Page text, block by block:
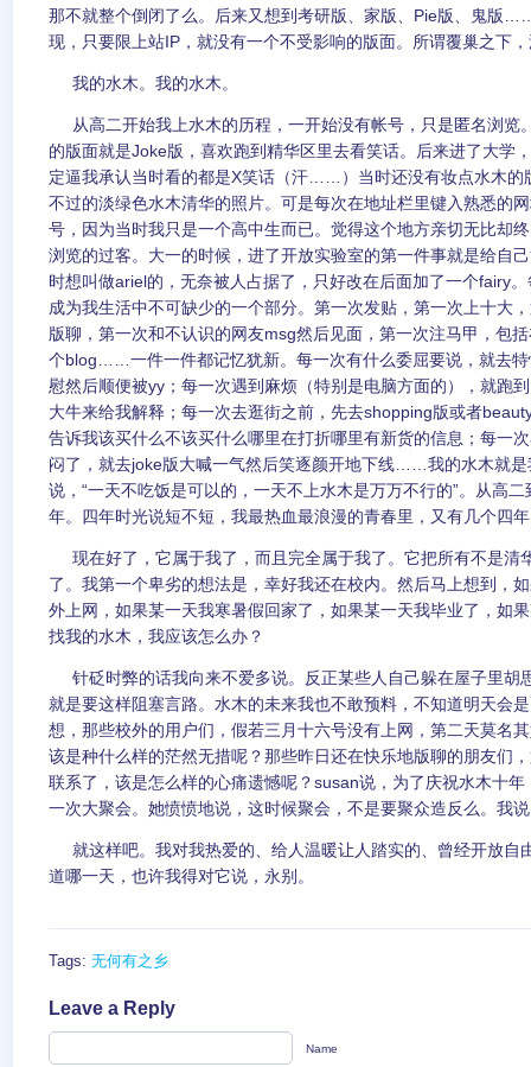
那不就整个倒闭了么。后来又想到考研版、家版、Pie版、鬼版
现，只要限上站IP，就没有一个不受影响的版面。所谓覆巢之下
我的水木。我的水木。
从高二开始我上水木的历程，一开始没有帐号，只是匿名浏览
的版面就是Joke版，喜欢跑到精华区里去看笑话。后来进了大学
定逼我承认当时看的都是X笑话（汗……）当时还没有妆点水木的
不过的淡绿色水木清华的照片。可是每次在地址栏里键入熟悉的
号，因为当时我只是一个高中生而已。觉得这个地方亲切无比却
浏览的过客。大一的时候，进了开放实验室的第一件事就是给自
时想叫做ariel的，无奈被人占据了，只好改在后面加了一个fairy
成为我生活中不可缺少的一个部分。第一次发贴，第一次上十大
版聊，第一次和不认识的网友msg然后见面，第一次注马甲，包
个blog……一件一件都记忆犹新。每一次有什么委屈要说，就去
慰然后顺便被yy；每一次遇到麻烦（特别是电脑方面的），就跑
大牛来给我解释；每一次去逛街之前，先去shopping版或者
告诉我该买什么不该买什么哪里在打折哪里有新货的信息；每一
闷了，就去joke版大喊一气然后笑逐颜开地下线……我的水木就
说，“一天不吃饭是可以的，一天不上水木是万万不行的”。从高
年。四年时光说短不短，我最热血最浪漫的青春里，又有几个四
现在好了，它属于我了，而且完全属于我了。它把所有不是清
了。我第一个卑劣的想法是，幸好我还在校内。然后马上想到，
外上网，如果某一天我寒暑假回家了，如果某一天我毕业了，
找我的水木，我应该怎么办？
针砭时弊的话我向来不爱多说。反正某些人自己躲在屋子里胡
就是要这样阻塞言路。水木的未来我也不敢预料，不知道明天会
想，那些校外的用户们，假若三月十六号没有上网，第二天莫名
该是种什么样的茫然无措呢？那些昨日还在快乐地版聊的朋友们
联系了，该是怎么样的心痛遗憾呢？susan说，为了庆祝水木十
一次大聚会。她愤愤地说，这时候聚会，不是要聚众造反么。我
就这样吧。我对我热爱的、给人温暖让人踏实的、曾经开放自
道哪一天，也许我得对它说，永别。
Tags: 无何有之乡
Leave a Reply
Name